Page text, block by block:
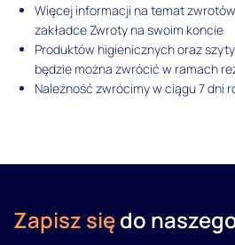
Więcej informacji na temat
zakładce Zwroty na swoim koncie
Produktów higienicznych oraz
będzie można zwrócić w ramach
Należność zwrócimy w ciągu 7 dni
Zapisz siędo